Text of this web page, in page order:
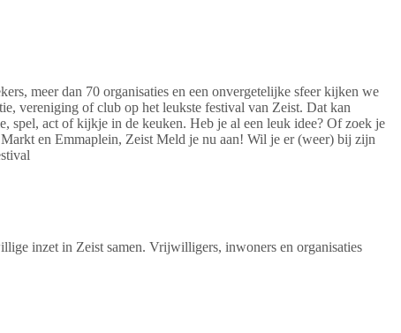
meer dan 70 organisaties en een onvergetelijke sfeer kijken we
vereniging of club op het leukste festival van Zeist. Dat kan
spel, act of kijkje in de keuken. Heb je al een leuk idee? Of zoek je
en Emmaplein, Zeist Meld je nu aan! Wil je er (weer) bij zijn
inzet in Zeist samen. Vrijwilligers, inwoners en organisaties